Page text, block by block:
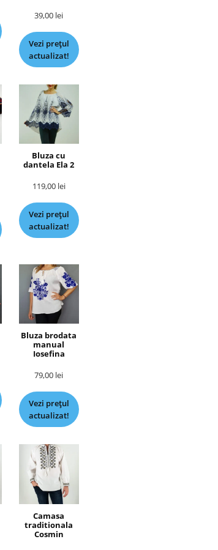
39,00 lei
Vezi prețul
actualizat!
Bluza cu
dantela Ela 2
119,00 lei
Vezi prețul
actualizat!
Bluza brodata
manual
Iosefina
79,00 lei
Vezi prețul
actualizat!
Camasa
traditionala
Cosmin